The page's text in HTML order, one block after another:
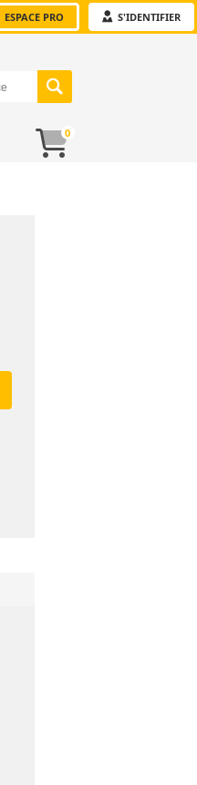
ESPACE PRO S'IDENTIFIER
0